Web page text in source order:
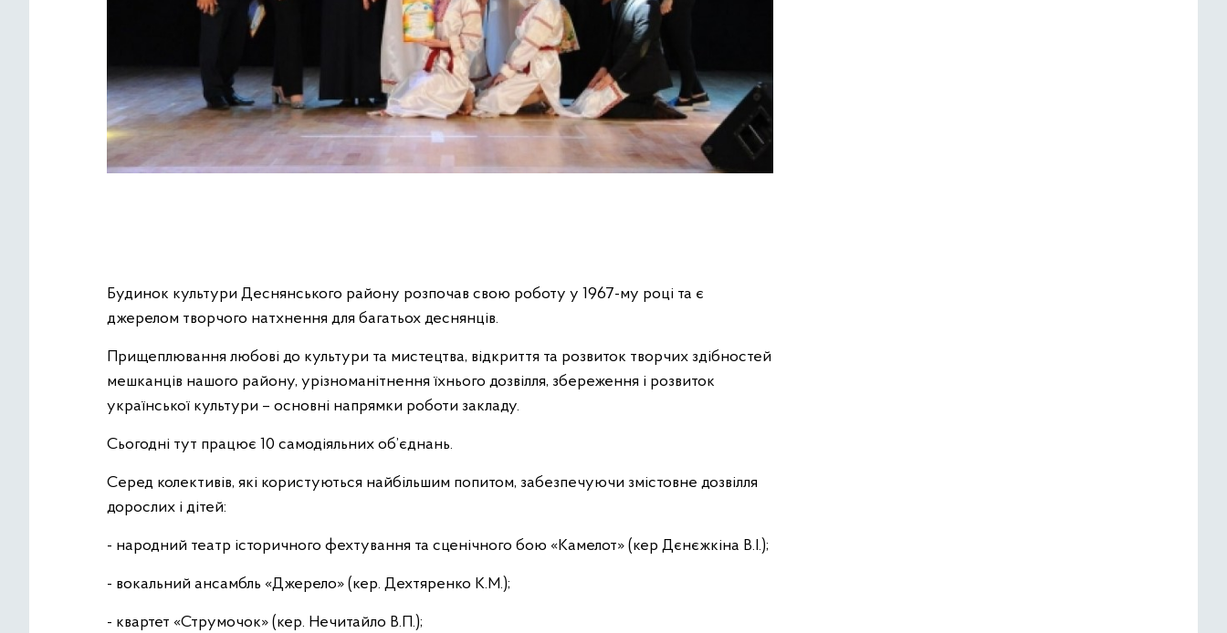
Будинок культури Деснянського району розпочав свою роботу у 1967-му році та є
джерелом творчого натхнення для багатьох деснянців.
Прищеплювання любові до культури та мистецтва, відкриття та розвиток творчих здібностей
мешканців нашого району, урізноманітнення їхнього дозвілля, збереження і розвиток
української культури – основні напрямки роботи закладу.
Сьогодні тут працює 10 самодіяльних об’єднань.
Серед колективів, які користуються найбільшим попитом, забезпечуючи змістовне дозвілля
дорослих і дітей:
- народний театр історичного фехтування та сценічного бою «Камелот» (кер Дєнєжкіна В.І.);
- вокальний ансамбль «Джерело» (кер. Дехтяренко К.М.);
- квартет «Струмочок» (кер. Нечитайло В.П.);